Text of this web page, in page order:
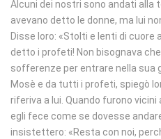
Alcuni dei nostri sono andati alla
avevano detto le donne, ma lui
Disse loro: «Stolti e lenti di
detto i profeti! Non bisognava
sofferenze per entrare nella sua
Mosè e da tutti i profeti, spiegò
riferiva a lui. Quando furono
egli fece come se dovesse
insistettero: «Resta con noi,